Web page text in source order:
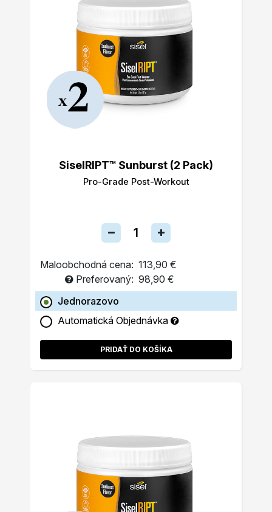
SiselRIPT™ Sunburst (2 Pack)
Pro-Grade Post-Workout
Maloobchodná cena: 113,90 €
Preferovaný: 98,90 €
Jednorazovo
Automatická Objednávka
PRIDAŤ DO KOŠÍKA